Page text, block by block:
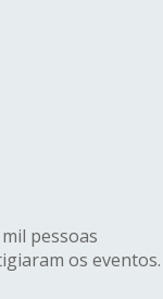
pessoas
os eventos.